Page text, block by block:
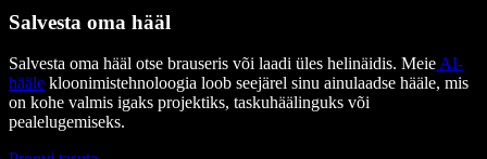
Salvesta oma hääl
Salvesta oma hääl otse brauseris või laadi üles helinäidis. MeieAI-
hääle kloonimistehnoloogia loob seejärel sinu ainulaadse hääle, mis
on kohe valmis igaks projektiks, taskuhäälinguks või
pealelugemiseks.